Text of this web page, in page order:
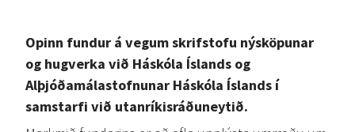
Opinn fundur á vegum skrifstofu nýsköpunar
og hugverka við Háskóla Íslands og
Alþjóðamálastofnunar Háskóla Íslands í
samstarfi við utanríkisráðuneytið.